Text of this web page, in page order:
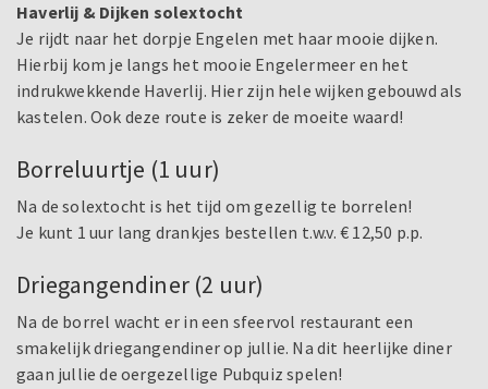
Haverlij & Dijken solextocht
Je rijdt naar het dorpje Engelen met haar mooie dijken.
Hierbij kom je langs het mooie Engelermeer en het
indrukwekkende Haverlij. Hier zijn hele wijken gebouwd als
kastelen. Ook deze route is zeker de moeite waard!
Borreluurtje (1 uur)
Na de solextocht is het tijd om gezellig te borrelen!
Je kunt 1 uur lang drankjes bestellen t.w.v. € 12,50 p.p.
Driegangendiner (2 uur)
Na de borrel wacht er in een sfeervol restaurant een
smakelijk driegangendiner op jullie. Na dit heerlijke diner
gaan jullie de oergezellige Pubquiz spelen!